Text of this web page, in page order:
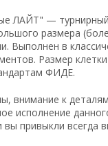
ЛАЙТ" —
размера
Выполнен в
Размер
ФИДЕ.
внимание к
исполнение
вы привыкли всегда